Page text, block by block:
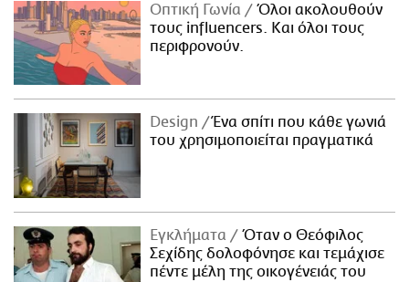
Οπτική Γωνία
Όλοι ακολουθούν
τους influencers. Και όλοι τους
περιφρονούν.
Design
Ένα σπίτι που κάθε γωνιά
του χρησιμοποιείται πραγματικά
Εγκλήματα
Όταν ο Θεόφιλος
Σεχίδης δολοφόνησε και τεμάχισε
πέντε μέλη της οικογένειάς του